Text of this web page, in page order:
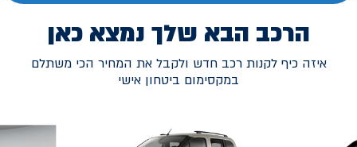
הרכב הבא שלך נמצא כאן
איזה כיף לקנות רכב חדש ולקבל את המחיר הכי משתלם
במקסימום ביטחון אישי